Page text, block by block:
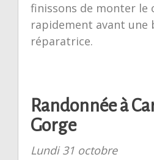
finissons de monter le
rapidement avant une
réparatrice.
Randonnée à
Gorge
Lundi 31 octobre